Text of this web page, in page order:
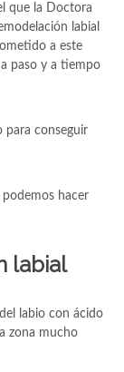
que la Doctora
labial
a este
paso y a tiempo
para conseguir
hacer
labial
labio con ácido
zona mucho